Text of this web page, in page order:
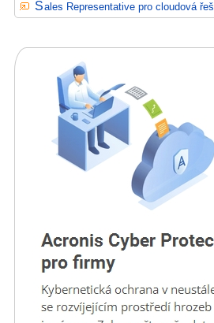
Sales Representative pro cloudová